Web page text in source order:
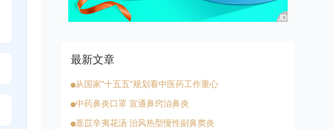
最新文章
从国家“十五五”规划看中医药工作重心
中药鼻炎口罩 宣通鼻窍治鼻炎
薏苡辛夷花汤 治风热型慢性副鼻窦炎